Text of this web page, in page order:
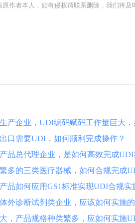
作者本人，如有侵权请联系删除，我们将及
产企业，UDI编码赋码工作量巨大
口需要UDI，如何顺利完成操作？
品总代理企业，是如何高效完成
多的三类医疗器械，如何合规完成
品如何应用GS1标准实现UDI合规实
外诊断试剂类企业，应该如何实施
，产品规格种类繁多，应如何实施